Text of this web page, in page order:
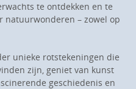
te ontdekken en te
natuurwonderen – zowel op
unieke rotstekeningen die
zijn, geniet van kunst
geschiedenis en